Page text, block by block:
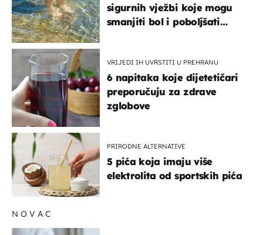
sigurnih vježbi koje mogu
smanjiti bol i poboljšati
VRIJEDI IH UVRSTITI U PREHRANU
6 napitaka koje dijetetičari
preporučuju za zdrave
zglobove
PRIRODNE ALTERNATIVE
5 pića koja imaju više
elektrolita od sportskih pića
NOVAC